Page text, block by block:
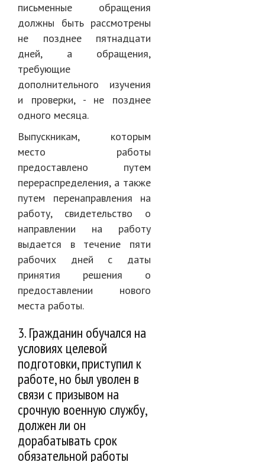
письменные обращения
должны быть рассмотрены
не позднее пятнадцати
дней, а обращения,
требующие
дополнительного изучения
и проверки, - не позднее
одного месяца.
Выпускникам, которым
место работы
предоставлено путем
перераспределения, а также
путем перенаправления на
работу, свидетельство о
направлении на работу
выдается в течение пяти
рабочих дней с даты
принятия решения о
предоставлении нового
места работы.
3. Гражданин обучался на
условиях целевой
подготовки, приступил к
работе, но был уволен в
связи с призывом на
срочную военную службу,
должен ли он
дорабатывать срок
обязательной работы